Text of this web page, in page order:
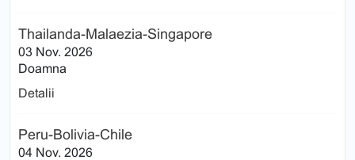
Thailanda-Malaezia-Singapore
03 Nov. 2026
Doamna
Detalii
Peru-Bolivia-Chile
04 Nov. 2026